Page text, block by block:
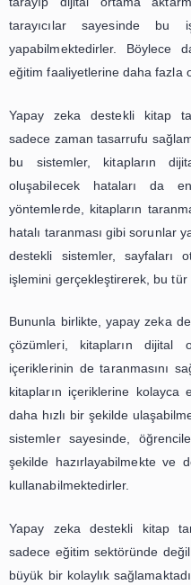
alışkanlıklarımızı kökten
Yapay zeka, insan
zeka artık kitap
kullanılmaktadır. Bu
arşivlenmesi çok
gerçekleştirilebilmektedir.
Yapay zeka destekli
öncelikle kitapların
hatta günler
birkaç dakikaya
sayfa kenarlarını ve
dijital ortama
Bunun yanı sıra, yapay
çözümleri, kitapların
taranan kitap
getirmekte ve böylece